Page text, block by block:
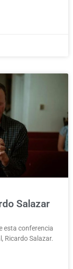
Salazar
esta conferencia
Ricardo Salazar.